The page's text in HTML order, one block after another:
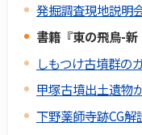
発掘調査現地説明
書籍『東の飛鳥-
しもつけ古墳群の
甲塚古墳出土遺物
下野薬師寺跡CG